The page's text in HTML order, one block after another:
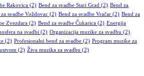
Rakovica (2) Bend za svadbe Stari Grad (2) Bend za
svadbe Voždovac (2) Bend za svadbe Vračar (2) Bend za
Zvezdara (2) Bend za svadbe Čukarica (2) Energija
na svadbi (2) Organizacija muzike za svadbu (2)
(2) Profesionalni bend za svadbe (2) Program muzike za
(2) Živa muzika za svadbu (2)